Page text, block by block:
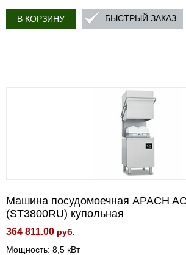
В КОРЗИНУ БЫСТРЫЙ ЗАКАЗ
Машина посудомоечная APACH
(ST3800RU) купольная
364 811.00 руб.
Мощность: 8,5 кВт